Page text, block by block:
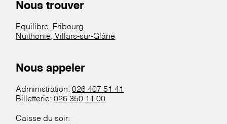
Nous trouver
Equilibre, Fribourg
Nuithonie, Villars-sur-Glâne
Nous appeler
Administration:026 407 51 41
Billetterie:026 350 11 00
Caisse du soir: